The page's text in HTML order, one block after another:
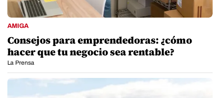
AMIGA
Consejos para emprendedoras: ¿cómo
hacer que tu negocio sea rentable?
La Prensa